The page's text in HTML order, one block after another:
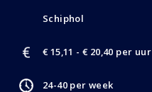
Schiphol
€ 15,11 - € 20,40 per uur
24-40 per week